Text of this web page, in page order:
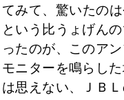
てみて、驚いたの
という比うょげん
ったのが、このア
モニターを鳴らし
は思えない、ＪＢ